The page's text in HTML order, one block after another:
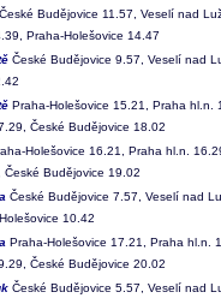
České Budějovice 11.57, Veselí nad
Praha-Holešovice 14.47
České Budějovice 9.57, Veselí nad
Praha-Holešovice 15.21, Praha
České Budějovice 18.02
Holešovice 16.21, Praha hl.n.
Budějovice 19.02
České Budějovice 7.57, Veselí nad
10.42
Praha-Holešovice 17.21, Praha hl.n.
České Budějovice 20.02
České Budějovice 5.57, Veselí nad